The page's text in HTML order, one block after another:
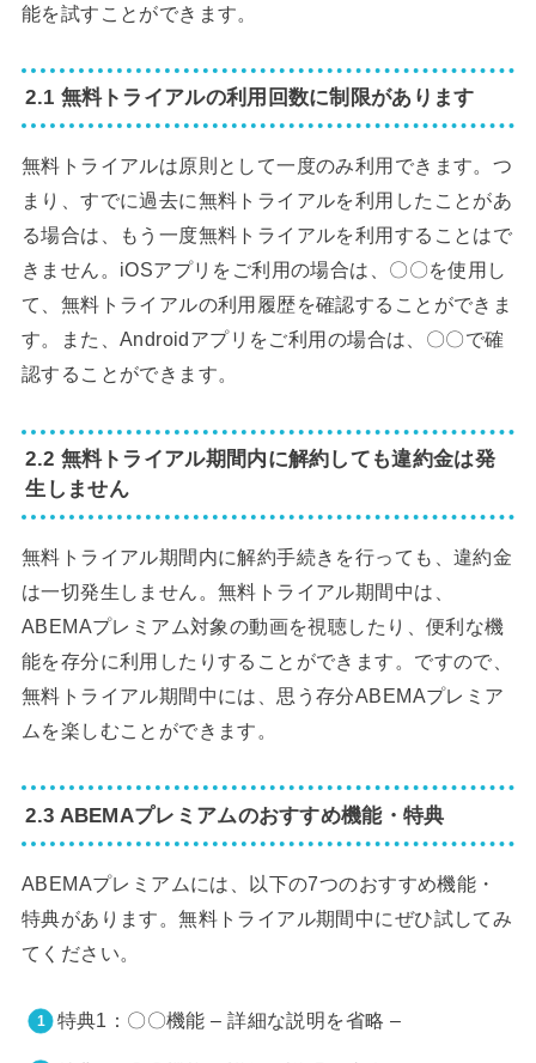
能を試すことができます。
2.1 無料トライアルの利用回数に制限があります
無料トライアルは原則として一度のみ利用できます。つ
まり、すでに過去に無料トライアルを利用したことがあ
る場合は、もう一度無料トライアルを利用することはで
きません。iOSアプリをご利用の場合は、〇〇を使用し
て、無料トライアルの利用履歴を確認することができま
す。また、Androidアプリをご利用の場合は、〇〇で確
認することができます。
2.2 無料トライアル期間内に解約しても違約金は発
生しません
無料トライアル期間内に解約手続きを行っても、違約金
は一切発生しません。無料トライアル期間中は、
ABEMAプレミアム対象の動画を視聴したり、便利な機
能を存分に利用したりすることができます。ですので、
無料トライアル期間中には、思う存分ABEMAプレミア
ムを楽しむことができます。
2.3 ABEMAプレミアムのおすすめ機能・特典
ABEMAプレミアムには、以下の7つのおすすめ機能・
特典があります。無料トライアル期間中にぜひ試してみ
てください。
特典1：〇〇機能 – 詳細な説明を省略 –